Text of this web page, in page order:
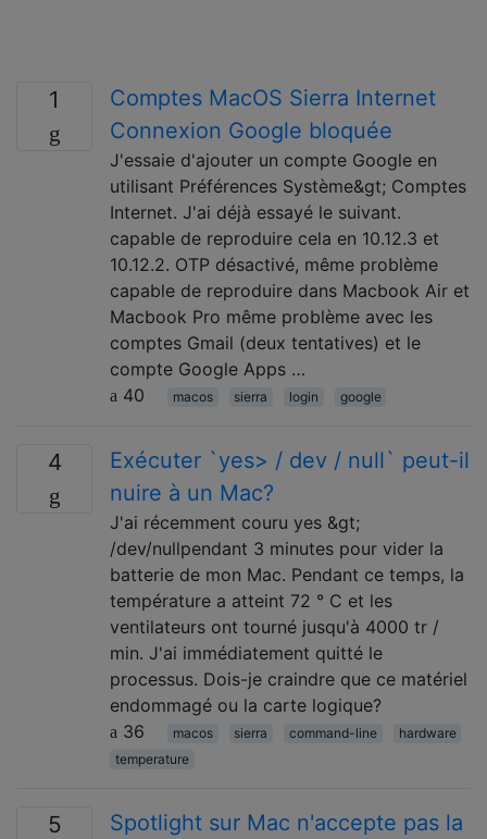
1
Comptes MacOS Sierra Internet
Connexion Google bloquée
J'essaie d'ajouter un compte Google en
utilisant Préférences Système&gt; Comptes
Internet. J'ai déjà essayé le suivant.
capable de reproduire cela en 10.12.3 et
10.12.2. OTP désactivé, même problème
capable de reproduire dans Macbook Air et
Macbook Pro même problème avec les
comptes Gmail (deux tentatives) et le
compte Google Apps …
40
macos sierra login google
4
Exécuter `yes> / dev / null` peut-il
nuire à un Mac?
J'ai récemment couru yes &gt;
/dev/nullpendant 3 minutes pour vider la
batterie de mon Mac. Pendant ce temps, la
température a atteint 72 ° C et les
ventilateurs ont tourné jusqu'à 4000 tr /
min. J'ai immédiatement quitté le
processus. Dois-je craindre que ce matériel
endommagé ou la carte logique?
36
macos sierra command-line
hardware
temperature
5
Spotlight sur Mac n'accepte pas la